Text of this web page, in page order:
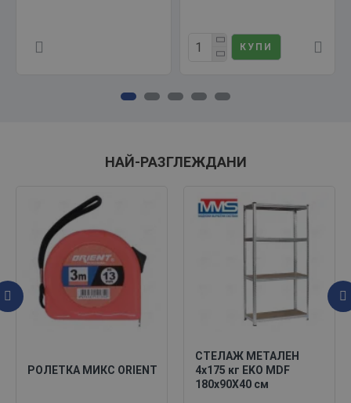
КУПИ
НАЙ-РАЗГЛЕЖДАНИ
РОЛЕТКА МИКС ORIENT
СТЕЛАЖ МЕТАЛЕН
4х175 кг EKO MDF
180х90X40 см